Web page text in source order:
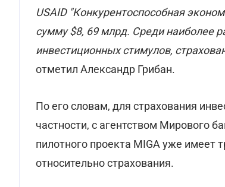
USAID "Конкурентоспособная
сумму $8, 69 млрд. Среди наиболее
инвестиционных стимулов,
отметил Александр Грибан.
По его словам, для страхования
частности, с агентством Мирового
пилотного проекта MIGA уже
относительно страхования.